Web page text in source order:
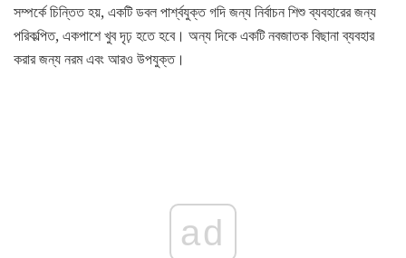
সম্পর্কে চিন্তিত হয়, একটি ডবল পার্শ্বযুক্ত গদি জন্য নির্বাচন শিশু ব্যবহারের জন্য
পরিকল্পিত, একপাশে খুব দৃঢ় হতে হবে। অন্য দিকে একটি নবজাতক বিছানা ব্যবহার
করার জন্য নরম এবং আরও উপযুক্ত।
ad